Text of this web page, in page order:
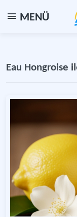
MENÜ
Eau Hongroise